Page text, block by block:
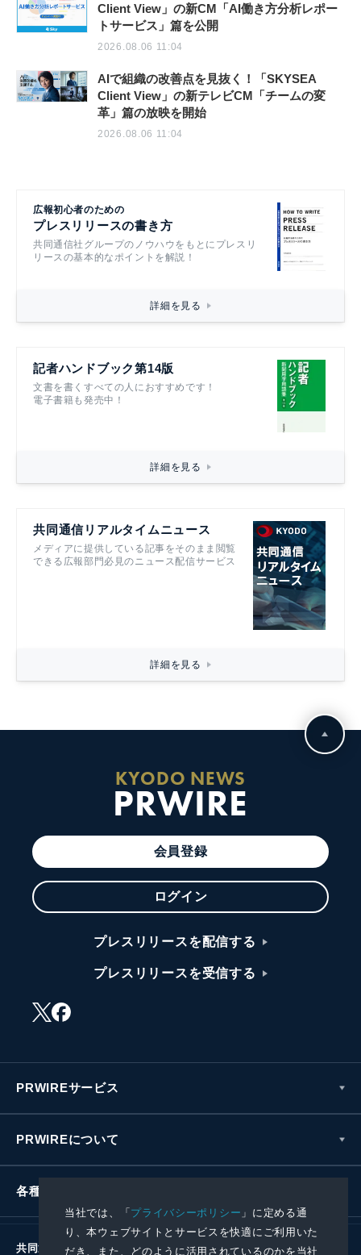
当社では、「プライバシーポリシー 」に定める通
り、本ウェブサイトとサービスを快適にご利用いた
だき、また、どのように活用されているのかを当社
Client View」の新CM「AI働き方分析レポー
トサービス」篇を公開
2026.08.06 11:04
AIで組織の改善点を見抜く！「SKYSEA
Client View」の新テレビCM「チームの変
革」篇の放映を開始
2026.08.06 11:04
広報初心者のための
プレスリリースの書き方
共同通信社グループのノウハウをもとにプレスリ
リースの基本的なポイントを解説！
詳細を見る
記者ハンドブック第14版
文書を書くすべての人におすすめです！
電子書籍も発売中！
詳細を見る
共同通信リアルタイムニュース
メディアに提供している記事をそのまま閲覧
できる広報部門必見のニュース配信サービス
詳細を見る
KYODO NEWS
PRWIRE
会員登録
ログイン
プレスリリースを配信する
プレスリリースを受信する
PRWIREサービス
PRWIREについて
各種お問い合わせ
共同通信社グループ